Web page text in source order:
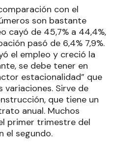
con el
son bastante
cayó de 45,7% a 44,4%,
pasó de 6,4% 7,9%.
el empleo y creció la
se debe tener en
estacionalidad” que
Sirve de
que tiene un
anual. Muchos
primer trimestre del
el segundo.